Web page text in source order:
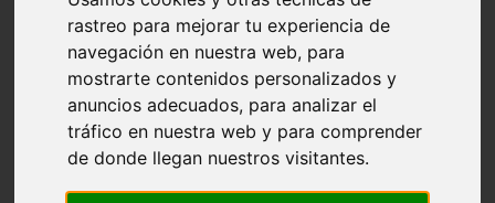
rastreo para mejorar tu experiencia de
navegación en nuestra web, para
mostrarte contenidos personalizados y
anuncios adecuados, para analizar el
tráfico en nuestra web y para comprender
de donde llegan nuestros visitantes.
Huesca - alquézar
Huesca - castejón-de-sos
Lleida - alt-àneu
Córdoba - almedinilla
Navarra - zangoza
Cantabria - arenas-de-iguña
Barcelona - la-pobla-de-lillet
Murcia - cartagena